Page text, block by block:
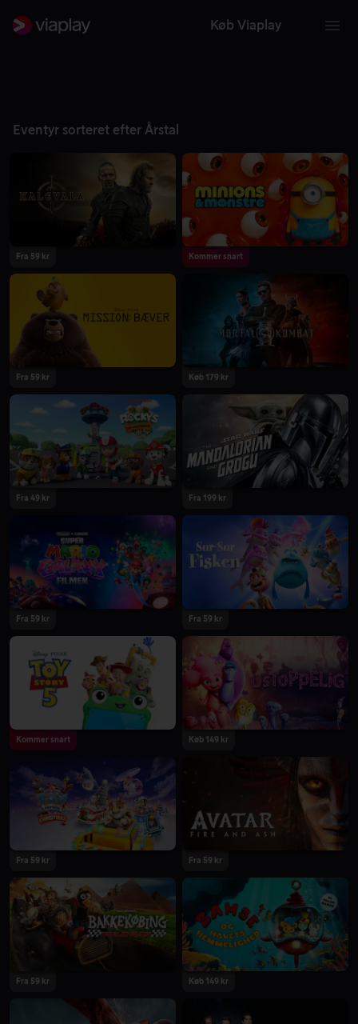
Køb Viaplay
Eventyr sorteret efter Årstal
2026
Fra 59 kr Kommer snart
2026
Fra 59 kr
2026
Køb 179 kr
2026
Fra 49 kr
2026
Fra 199 kr
2026
Fra 59 kr
2026
Fra 59 kr
Kommer snart Køb 149 kr
2025
Fra 59 kr
2025
Fra 59 kr
Fra 59 kr Køb 149 kr